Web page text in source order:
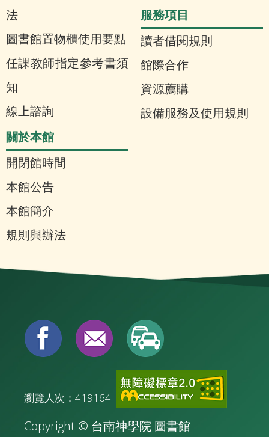
法
圖書館置物櫃使用要點
任課教師指定參考書須
知
線上諮詢
服務項目
讀者借閱規則
館際合作
資源薦購
設備服務及使用規則
關於本館
開閉館時間
本館公告
本館簡介
規則與辦法
瀏覽人次：419164
Copyright © 台南神學院 圖書館